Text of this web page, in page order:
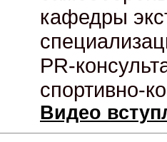
кафедры
PR-
спортивно-
Видео